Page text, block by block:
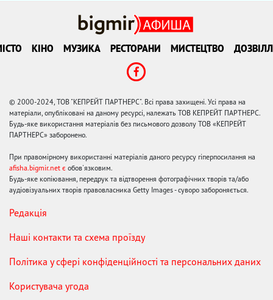
КІНО МУЗИКА РЕСТОРАНИ МИСТЕЦТВО
© 2000-2024, ТОВ "КЕПРЕЙТ ПАРТНЕРС". Всі права захищені. Усі права на
матеріали, опубліковані на даному ресурсі, належать ТОВ КЕПРЕЙТ ПАРТНЕРС.
Будь-яке використання матеріалів без письмового дозволу ТОВ «КЕПРЕЙТ
ПАРТНЕРС» заборонено.
При правомірному використанні матеріалів даного ресурсу гіперпосилання на
afisha.bigmir.net є обов'язковим.
Будь-яке копіювання, передрук та відтворення фотографічних творів та/або
аудіовізуальних творів правовласника Getty Images - суворо забороняється.
Редакція
Наші контакти та схема проїзду
Політика у сфері конфіденційності та персональних даних
Користувача угода